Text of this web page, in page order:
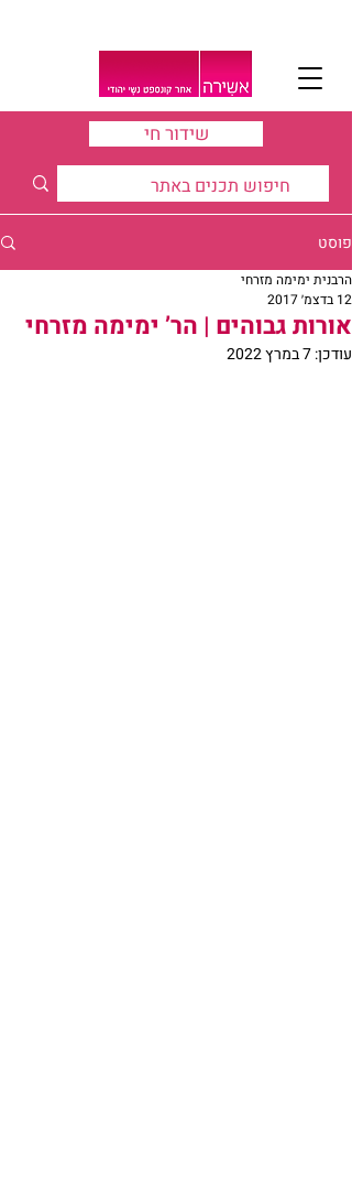
שידור חי
פוסט
אורות גבוהים | הר’ ימימה מזרחי
הרבנית ימימה מזרחי
12 בדצמ׳ 2017
עודכן:7 במרץ 2022